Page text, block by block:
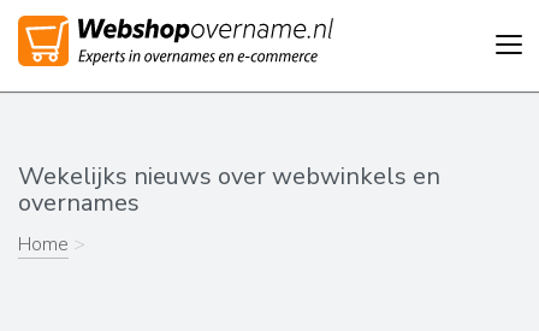
Wekelijks nieuws over webwinkels en
overnames
Home >